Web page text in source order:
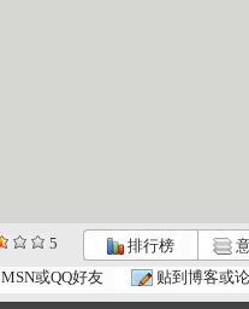
5 排行榜
MSN或QQ好友 贴到博客或